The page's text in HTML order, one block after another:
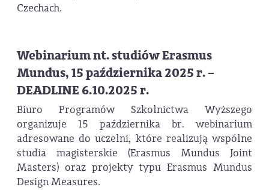
Czechach.
Webinarium nt. studiów Erasmus
Mundus, 15 października 2025 r. –
DEADLINE 6.10.2025 r.
Biuro Programów Szkolnictwa Wyższego
organizuje 15 października br. webinarium
adresowane do uczelni, które realizują wspólne
studia magisterskie (Erasmus Mundus Joint
Masters) oraz projekty typu Erasmus Mundus
Design Measures.